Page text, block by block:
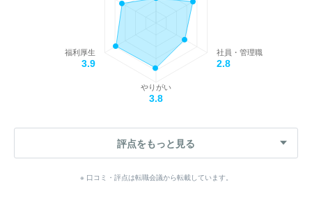
社員・管理職
2.8
やりがい
3.8
福利厚生
3.9
評点をもっと見る
※ 口コミ・評点は転職会議から転載しています。